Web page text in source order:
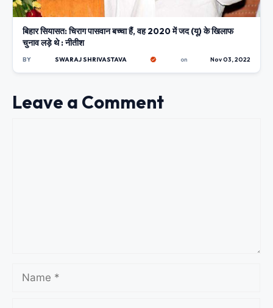
बिहार सियासत: चिराग पासवान बच्चा हैं, वह 2020 में जद (यू) के खिलाफ
चुनाव लड़े थे : नीतीश
BY SWARAJ SHRIVASTAVA on Nov 03, 2022
Leave a Comment